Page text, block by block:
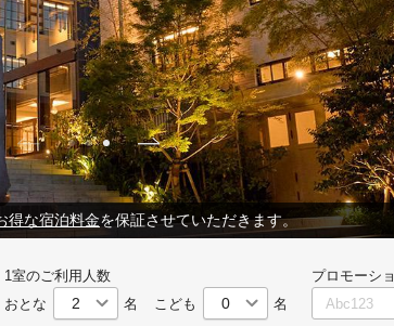
得な宿泊料金を保証させていただきます。
1室のご利用人数
おとな
名 こども 名
プロモーシ